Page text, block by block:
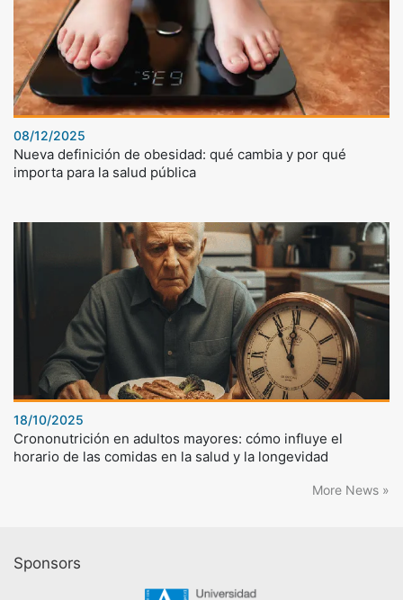
08/12/2025
Nueva definición de obesidad: qué cambia y por qué
importa para la salud pública
18/10/2025
Crononutrición en adultos mayores: cómo influye el
horario de las comidas en la salud y la longevidad
More News »
Sponsors